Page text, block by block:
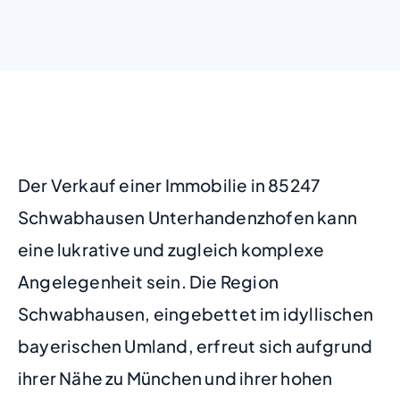
Der Verkauf einer Immobilie in 85247
Schwabhausen Unterhandenzhofen kann
eine lukrative und zugleich komplexe
Angelegenheit sein. Die Region
Schwabhausen, eingebettet im idyllischen
bayerischen Umland, erfreut sich aufgrund
ihrer Nähe zu München und ihrer hohen